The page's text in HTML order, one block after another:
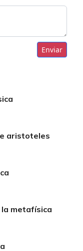
Enviar
aristoteles
metafísica